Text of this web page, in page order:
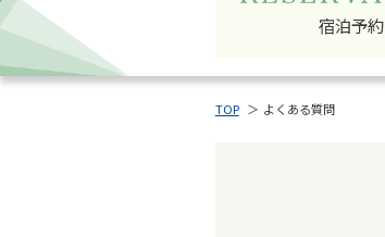
宿泊予約
TOP よくある質問